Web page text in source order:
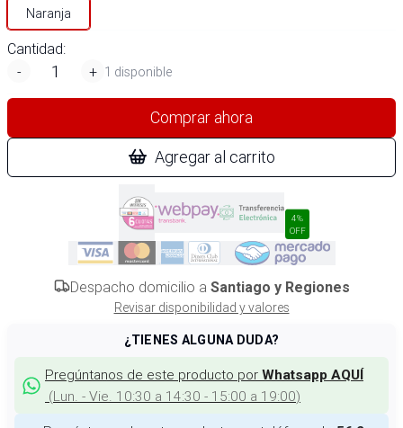
Naranja
Cantidad:
-
+ 1 disponible
Comprar ahora
Agregar al carrito
4%
OFF
Despacho domicilio a Santiago y Regiones
Revisar disponibilidad y valores
¿TIENES ALGUNA DUDA?
Pregúntanos de este producto por Whatsapp AQUÍ
(Lun. - Vie. 10:30 a 14:30 - 15:00 a 19:00)